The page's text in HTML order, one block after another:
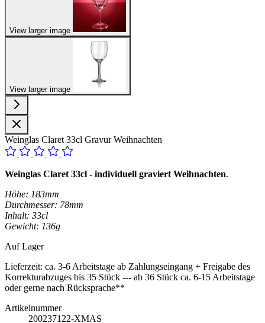
View larger image
View larger image
Weinglas Claret 33cl Gravur Weihnachten
Weinglas Claret 33cl - individuell graviert Weihnachten.
Höhe: 183mm
Durchmesser: 78mm
Inhalt: 33cl
Gewicht: 136g
Auf Lager
Lieferzeit: ca. 3-6 Arbeitstage ab Zahlungseingang + Freigabe des
Korrekturabzuges bis 35 Stück --- ab 36 Stück ca. 6-15 Arbeitstage
oder gerne nach Rücksprache**
Artikelnummer
200237122-XMAS